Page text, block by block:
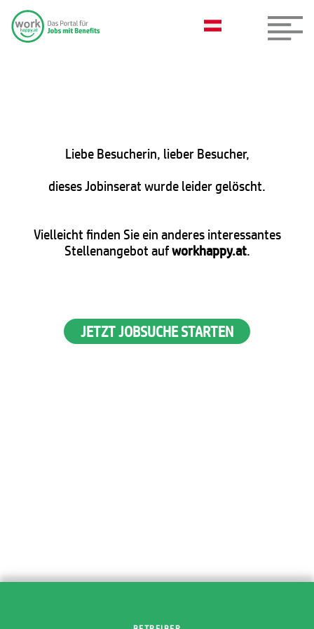
Liebe Besucherin, lieber Besucher,
dieses Jobinserat wurde leider gelöscht.
Vielleicht finden Sie ein anderes interessantes
Stellenangebot aufworkhappy.at.
JETZT JOBSUCHE STARTEN